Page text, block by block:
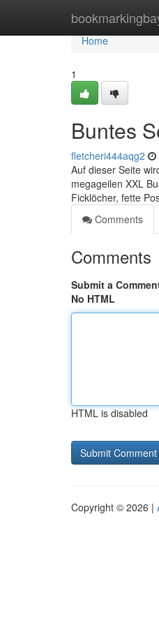
Home
Home
1
Buntes
fletcheri444aqg2
Auf dieser Seite
megageilen XXL
Ficklöcher, fette
Comments
Comments
Submit a
No HTML
HTML is disabled
Copyright © 2026 |